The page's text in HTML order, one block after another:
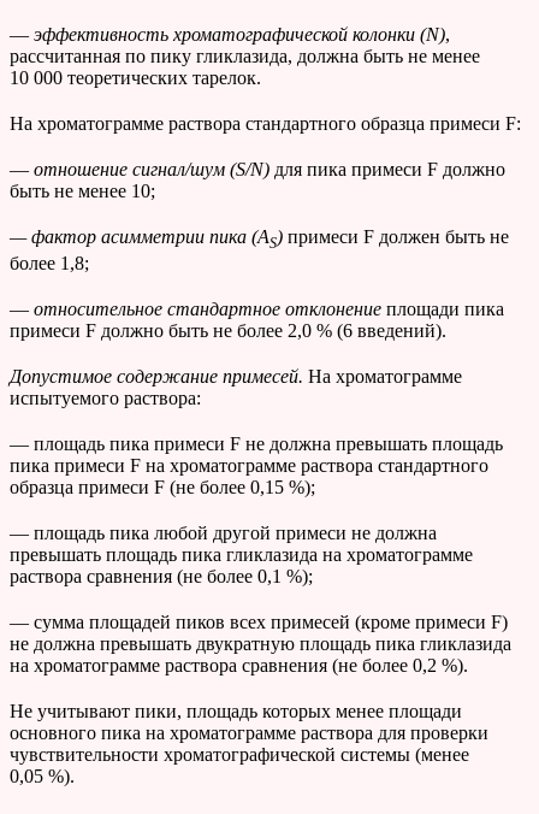
— эффективность хроматографической колонки (N),
рассчитанная по пику гликлазида, должна быть не менее
10 000 теоретических тарелок.
На хроматограмме раствора стандартного образца примеси F:
— отношение сигнал/шум (S/N) для пика примеси F должно
быть не менее 10;
— фактор асимметрии пика (AS) примеси F должен быть не
более 1,8;
— относительное стандартное отклонение площади пика
примеси F должно быть не более 2,0 % (6 введений).
Допустимое содержание примесей. На хроматограмме
испытуемого раствора:
— площадь пика примеси F не должна превышать площадь
пика примеси F на хроматограмме раствора стандартного
образца примеси F (не более 0,15 %);
— площадь пика любой другой примеси не должна
превышать площадь пика гликлазида на хроматограмме
раствора сравнения (не более 0,1 %);
— сумма площадей пиков всех примесей (кроме примеси F)
не должна превышать двукратную площадь пика гликлазида
на хроматограмме раствора сравнения (не более 0,2 %).
Не учитывают пики, площадь которых менее площади
основного пика на хроматограмме раствора для проверки
чувствительности хроматографической системы (менее
0,05 %).